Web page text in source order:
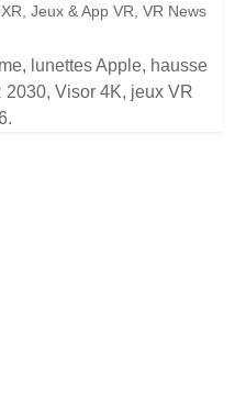
,Jeux & App VR ,VR News
lunettes Apple, hausse
Visor 4K, jeux VR